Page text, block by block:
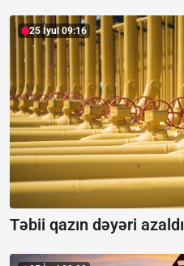
25 İyul 09:16
Təbii qazın dəyəri azaldı